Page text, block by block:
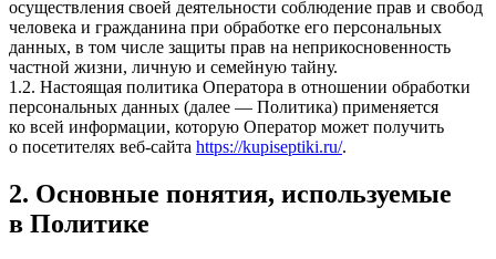
осуществления своей деятельности соблюдение прав и свобод
человека и гражданина при обработке его персональных
данных, в том числе защиты прав на неприкосновенность
частной жизни, личную и семейную тайну.
1.2. Настоящая политика Оператора в отношении обработки
персональных данных (далее — Политика) применяется
ко всей информации, которую Оператор может получить
о посетителях веб-сайта https://kupiseptiki.ru/.
2. Основные понятия, используемые
в Политике